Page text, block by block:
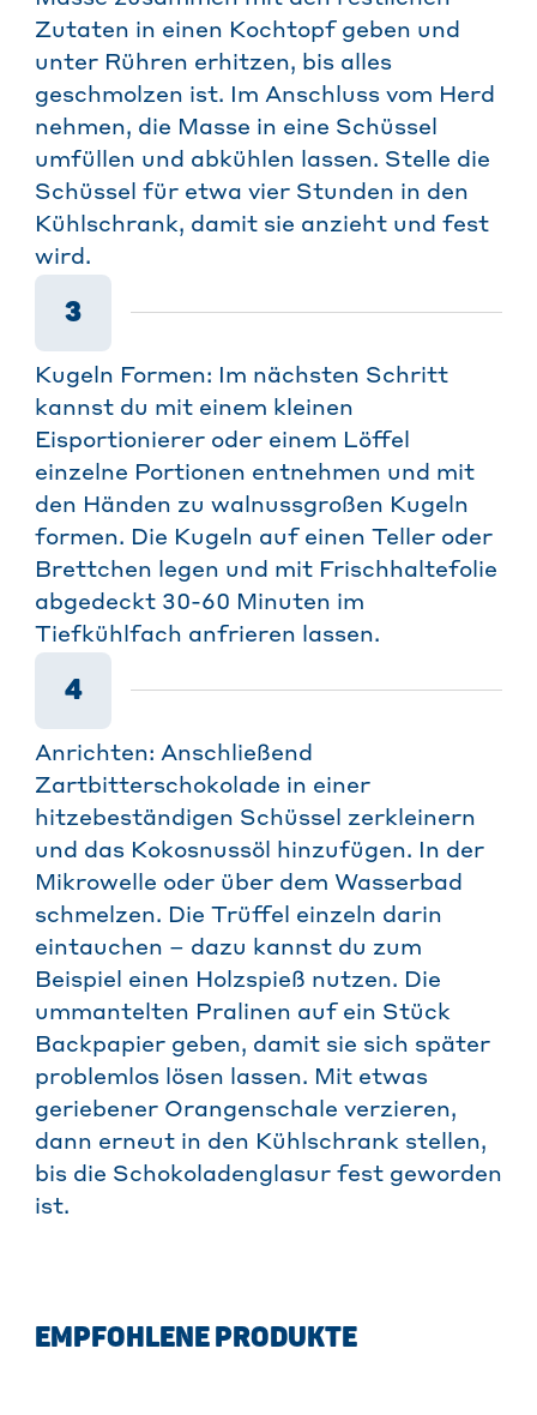
Zutaten in einen Kochtopf geben und
unter Rühren erhitzen, bis alles
geschmolzen ist. Im Anschluss vom Herd
nehmen, die Masse in eine Schüssel
umfüllen und abkühlen lassen. Stelle die
Schüssel für etwa vier Stunden in den
Kühlschrank, damit sie anzieht und fest
wird.
3
Kugeln Formen: Im nächsten Schritt
kannst du mit einem kleinen
Eisportionierer oder einem Löffel
einzelne Portionen entnehmen und mit
den Händen zu walnussgroßen Kugeln
formen. Die Kugeln auf einen Teller oder
Brettchen legen und mit Frischhaltefolie
abgedeckt 30-60 Minuten im
Tiefkühlfach anfrieren lassen.
4
Anrichten: Anschließend
Zartbitterschokolade in einer
hitzebeständigen Schüssel zerkleinern
und das Kokosnussöl hinzufügen. In der
Mikrowelle oder über dem Wasserbad
schmelzen. Die Trüffel einzeln darin
eintauchen – dazu kannst du zum
Beispiel einen Holzspieß nutzen. Die
ummantelten Pralinen auf ein Stück
Backpapier geben, damit sie sich später
problemlos lösen lassen. Mit etwas
geriebener Orangenschale verzieren,
dann erneut in den Kühlschrank stellen,
bis die Schokoladenglasur fest geworden
ist.
EMPFOHLENE PRODUKTE